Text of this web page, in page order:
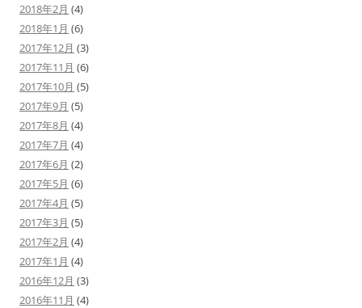
2018年2月 (4)
2018年1月 (6)
2017年12月 (3)
2017年11月 (6)
2017年10月 (5)
2017年9月 (5)
2017年8月 (4)
2017年7月 (4)
2017年6月 (2)
2017年5月 (6)
2017年4月 (5)
2017年3月 (5)
2017年2月 (4)
2017年1月 (4)
2016年12月 (3)
2016年11月 (4)